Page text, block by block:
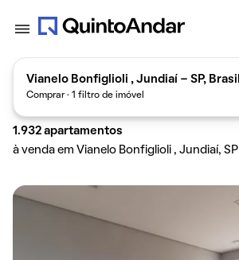
Vianelo Bonfiglioli , Jundiaí - SP, Brasil
Comprar · 1 filtro de imóvel
1.932 apartamentos
à venda em Vianelo Bonfiglioli , Jundiaí, SP